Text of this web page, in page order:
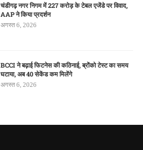
चंडीगढ़ नगर निगम में 227 करोड़ के टेबल एजेंडे पर विवाद,
AAP ने किया प्रदर्शन
अगस्त 6, 2026
BCCI ने बढ़ाई फिटनेस की कठिनाई, ब्रोंको टेस्ट का समय
घटाया, अब 40 सेकेंड कम मिलेंगे
अगस्त 6, 2026